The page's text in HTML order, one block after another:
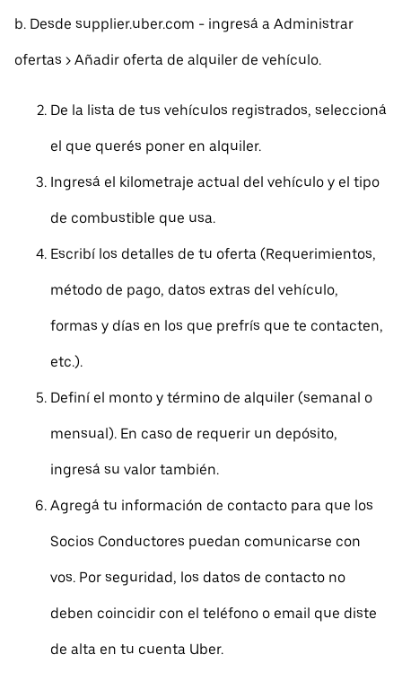
b. Desde supplier.uber.com - ingresá a Administrar
ofertas > Añadir oferta de alquiler de vehículo.
De la lista de tus vehículos registrados, seleccioná
el que querés poner en alquiler.
Ingresá el kilometraje actual del vehículo y el tipo
de combustible que usa.
Escribí los detalles de tu oferta (Requerimientos,
método de pago, datos extras del vehículo,
formas y días en los que prefrís que te contacten,
etc.).
Definí el monto y término de alquiler (semanal o
mensual). En caso de requerir un depósito,
ingresá su valor también.
Agregá tu información de contacto para que los
Socios Conductores puedan comunicarse con
vos. Por seguridad, los datos de contacto no
deben coincidir con el teléfono o email que diste
de alta en tu cuenta Uber.